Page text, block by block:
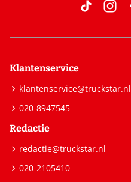
Klantenservice
klantenservice@truckstar.nl
020-8947545
Redactie
redactie@truckstar.nl
020-2105410